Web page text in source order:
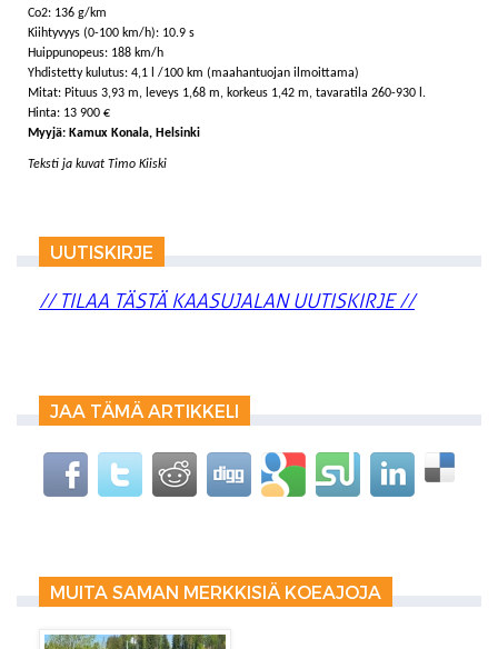
Co2: 136 g/km
Kiihtyvyys (0-100 km/h): 10.9 s
Huippunopeus: 188 km/h
Yhdistetty kulutus: 4,1 l /100 km (maahantuojan ilmoittama)
Mitat: Pituus 3,93 m, leveys 1,68 m, korkeus 1,42 m, tavaratila 260-930 l.
Hinta: 13 900 €
Myyjä: Kamux Konala, Helsinki
Teksti ja kuvat Timo Kiiski
UUTISKIRJE
// TILAA TÄSTÄ KAASUJALAN UUTISKIRJE //
JAA TÄMÄ ARTIKKELI
MUITA SAMAN MERKKISIÄ KOEAJOJA